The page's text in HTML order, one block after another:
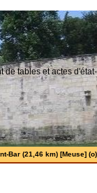
de tables et actes
Bar (21,46 km) [Meuse] (o)